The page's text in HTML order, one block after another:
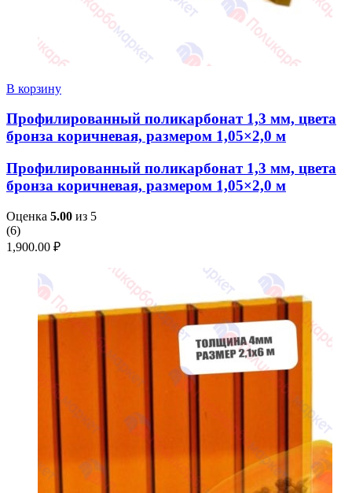
В корзину
Профилированный поликарбонат 1,3 мм, цвета
бронза коричневая, размером 1,05×2,0 м
Профилированный поликарбонат 1,3 мм, цвета
бронза коричневая, размером 1,05×2,0 м
Оценка 5.00 из 5
(6)
1,900.00 ₽